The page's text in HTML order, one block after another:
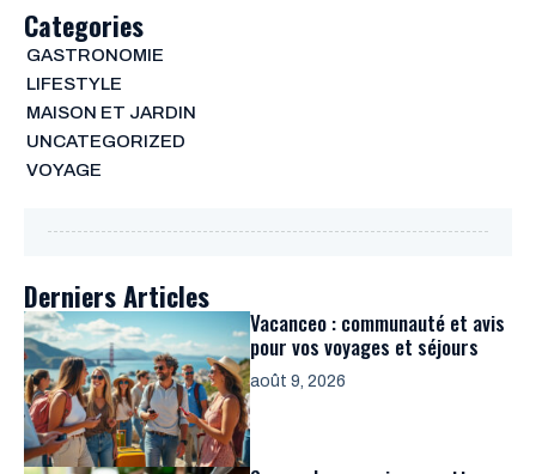
Categories
GASTRONOMIE
LIFESTYLE
MAISON ET JARDIN
UNCATEGORIZED
VOYAGE
Derniers Articles
Vacanceo : communauté et avis
pour vos voyages et séjours
août 9, 2026